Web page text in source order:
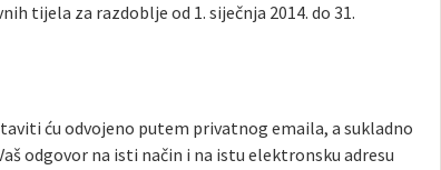
tijela za razdoblje od 1. siječnja 2014. do 31.
ću odvojeno putem privatnog emaila, a sukladno
odgovor na isti način i na istu elektronsku adresu